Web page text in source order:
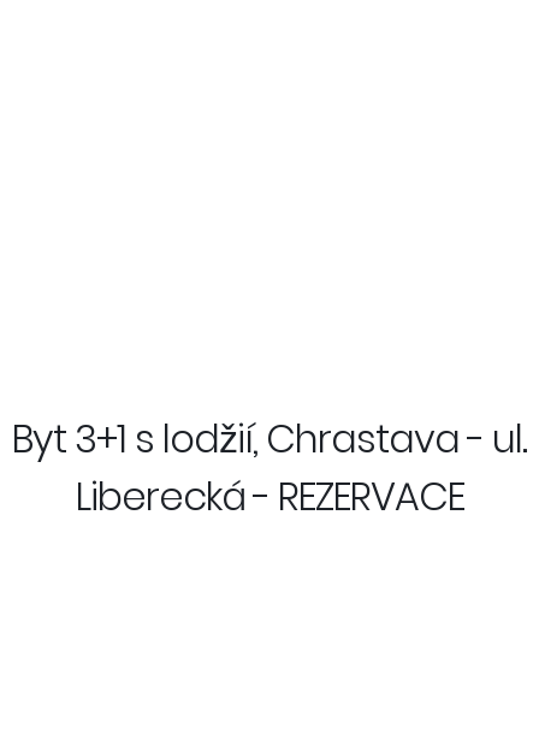
Byt 3+1 s lodžií, Chrastava - ul.
Liberecká - REZERVACE